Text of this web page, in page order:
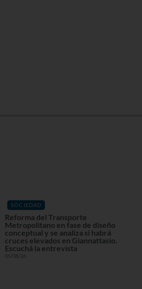
SOCIEDAD
Reforma del Transporte
Metropolitano en fase de diseño
conceptual y se analiza si habrá
cruces elevados en Giannattasio.
Escuchá la entrevista
05/08/26